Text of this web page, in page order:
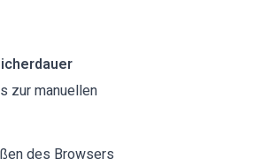
zur manuellen
des Browsers